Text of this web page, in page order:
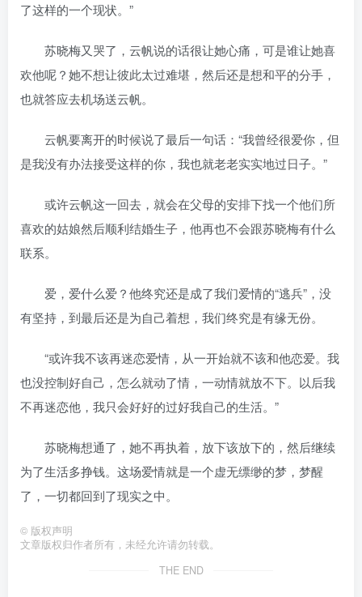
了这样的一个现状。”
苏晓梅又哭了，云帆说的话很让她心痛，可是谁让她喜
欢他呢？她不想让彼此太过难堪，然后还是想和平的分手，
也就答应去机场送云帆。
云帆要离开的时候说了最后一句话：“我曾经很爱你，但
是我没有办法接受这样的你，我也就老老实实地过日子。”
或许云帆这一回去，就会在父母的安排下找一个他们所
喜欢的姑娘然后顺利结婚生子，他再也不会跟苏晓梅有什么
联系。
爱，爱什么爱？他终究还是成了我们爱情的“逃兵”，没
有坚持，到最后还是为自己着想，我们终究是有缘无份。
“或许我不该再迷恋爱情，从一开始就不该和他恋爱。我
也没控制好自己，怎么就动了情，一动情就放不下。以后我
不再迷恋他，我只会好好的过好我自己的生活。”
苏晓梅想通了，她不再执着，放下该放下的，然后继续
为了生活多挣钱。这场爱情就是一个虚无缥缈的梦，梦醒
了，一切都回到了现实之中。
© 版权声明
文章版权归作者所有，未经允许请勿转载。
THE END